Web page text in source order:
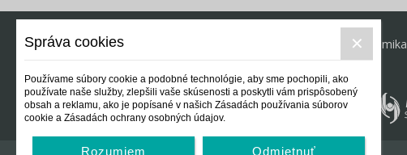
Ekonomika
Správa cookies
Používame súbory cookie a podobné technológie, aby sme pochopili, ako
používate naše služby, zlepšili vaše skúsenosti a poskytli vám prispôsobený
obsah a reklamu, ako je popísané v našich Zásadách používania súborov
cookie a Zásadách ochrany osobných údajov.
Rozumiem Odmietnuť